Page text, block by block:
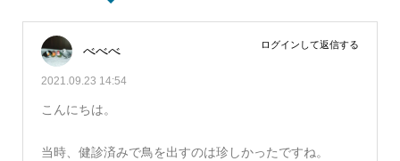
べべべ
2021.09.23 14:54
ログインして返信する
こんにちは。
当時、健診済みで鳥を出すのは珍しかったですね。